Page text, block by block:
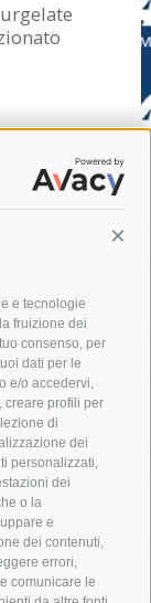
e tecnologie
fruizione dei
consenso, per
dati per le
e/o accedervi,
creare profili per
di
dei
personalizzati,
dei
o la
e
dei contenuti,
errori,
comunicare le
restyling
carabinieri
incidente